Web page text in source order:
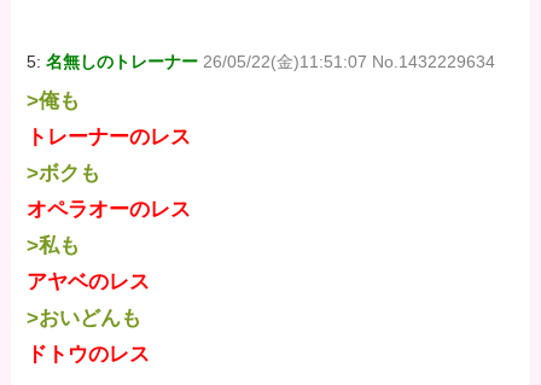
5:名無しのトレーナー 26/05/22(金)11:51:07 No.1432229634
>俺も
トレーナーのレス
>ボクも
オペラオーのレス
>私も
アヤベのレス
>おいどんも
ドトウのレス